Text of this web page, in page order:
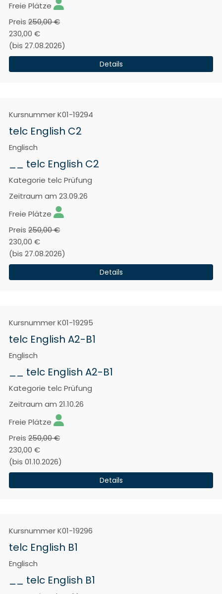
Freie Plätze
Preis 250,00 €
230,00 €
(bis 27.08.2026)
Details
KursnummerK01-19294
telc English C2
Englisch
__ telc English C2
Kategorie telc Prüfung
Zeitraum am 23.09.26
Freie Plätze
Preis 250,00 €
230,00 €
(bis 27.08.2026)
Details
KursnummerK01-19295
telc English A2-B1
Englisch
__ telc English A2-B1
Kategorie telc Prüfung
Zeitraum am 21.10.26
Freie Plätze
Preis 250,00 €
230,00 €
(bis 01.10.2026)
Details
KursnummerK01-19296
telc English B1
Englisch
__ telc English B1